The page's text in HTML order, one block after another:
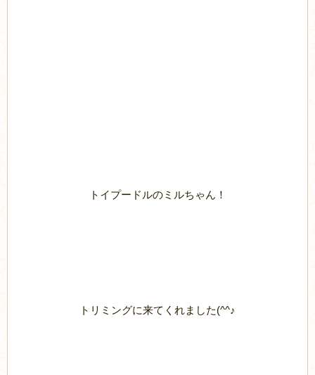
トイプードルのミルちゃん！
トリミングに来てくれました(^^♪